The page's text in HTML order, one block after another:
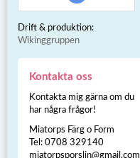
Drift & produktion:
Wikinggruppen
Kontakta oss
Kontakta mig gärna om du
har några frågor!
Miatorps Färg o Form
Tel: 0708 329140
miatorpsporslin@gmail.com